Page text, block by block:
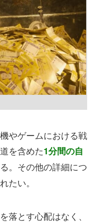
やゲームにおける戦
を含めた1分間の自
。その他の詳細につ
たい。
とす心配はなく、